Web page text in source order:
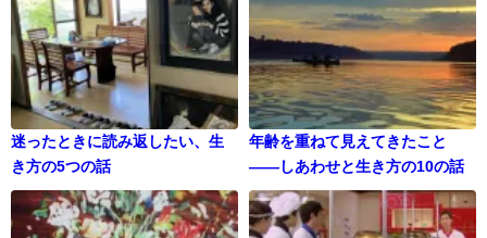
迷ったときに読み返したい、生
き方の5つの話
年齢を重ねて見えてきたこと
——しあわせと生き方の10の話